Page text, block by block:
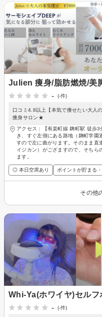
Julien 痩身/脂肪燃焼/美
-
(-件)
口コミ4.8以上【本気で痩せたい大人
痩身サロン★
アクセス：【有楽町線 麹町駅 徒歩
き、すぐ左側にある路地（麹町学
すので左に曲がります。そのまま直
イジカン）がござますので、そちら
ます。
◎ 本日空席あり ポイントが貯まる
その他
Whi-Ya(ホワイヤ)セル
-
(-件)